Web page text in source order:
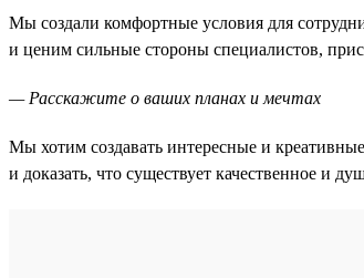
Мы создали комфортные условия для
и ценим сильные стороны специалистов,
— Расскажите о ваших планах и мечтах
Мы хотим создавать интересные и
и доказать, что существует качественное и